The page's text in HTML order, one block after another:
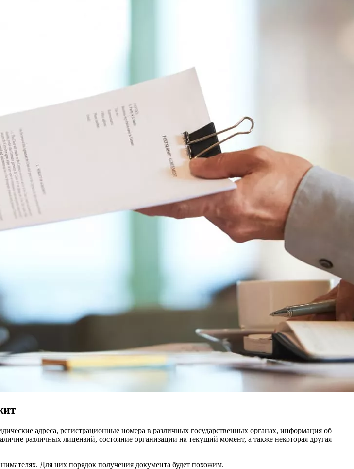
адреса, регистрационные номера в различных государственных органах, информация об
различных лицензий, состояние организации на текущий момент, а также некоторая другая
Для них порядок получения документа будет похожим.